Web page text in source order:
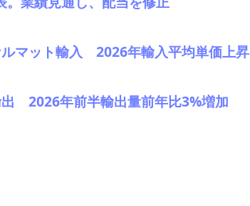
マット輸入 2026年輸入平均単価上昇
2026年前半輸出量前年比3%増加